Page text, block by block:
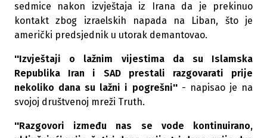
sedmice nakon izvještaja iz Irana da je prekinuo
kontakt zbog izraelskih napada na Liban, što je
američki predsjednik u utorak demantovao.
''Izvještaji o lažnim vijestima da su Islamska
Republika Iran i SAD prestali razgovarati prije
nekoliko dana su lažni i pogrešni'' - napisao je na
svojoj društvenoj mreži Truth.
''Razgovori između nas se vode kontinuirano,